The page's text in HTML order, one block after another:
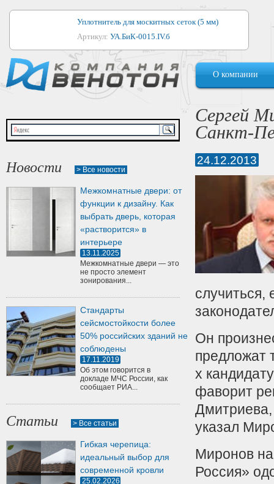
Уплотнитель для москитных сеток (5 мм)
Артикул: УА.БиК-0015.IV.б
Уплотнитель для алюминиевых окон
Артикул:1044
Уплотнитель для деревянных окон
Артикул:УМ.БиК-0062.IV.б
Уплотнитель лоджиевый для (4, 5, 6 мм)
Артикул:
О компании
Новости > Все новости
Межкомнатные двери: от
функции к дизайну. Как
выбрать дверь, которая
«растворится» в
интерьере
13.11.2025
Межкомнатные двери — это
не просто элемент
зонирования...
Стандарты
сейсмостойкости более
50% российских зданий не
соблюдены
17.11.2019
Об этом говорится в
докладе МЧС России, как
сообщает РИА...
Статьи > Все статьи
Гибкая черепица:
идеальный выбор для
современной кровли
25.02.2026
Сергей
Санкт-
24.12.2013
случиться,
Он
предложат
х
фаворит
указал
Миронов
Россия»